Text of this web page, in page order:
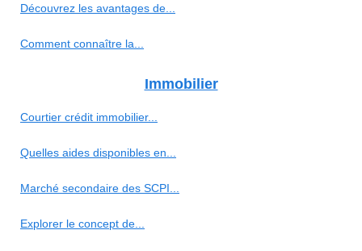
Découvrez les avantages de...
Comment connaître la...
Immobilier
Courtier crédit immobilier...
Quelles aides disponibles en...
Marché secondaire des SCPI...
Explorer le concept de...